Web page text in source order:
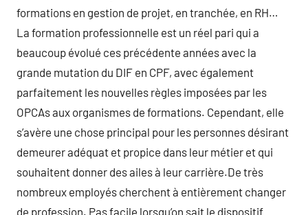
formations en gestion de projet, en tranchée, en RH…
La formation professionnelle est un réel pari qui a
beaucoup évolué ces précédente années avec la
grande mutation du DIF en CPF, avec également
parfaitement les nouvelles règles imposées par les
OPCAs aux organismes de formations. Cependant, elle
s’avère une chose principal pour les personnes désirant
demeurer adéquat et propice dans leur métier et qui
souhaitent donner des ailes à leur carrière.De très
nombreux employés cherchent à entièrement changer
de profession. Pas facile lorsqu’on sait le dispositif